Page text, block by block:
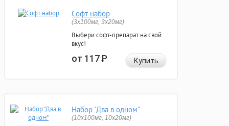
Софт набор
(3x100мг, 3x20мг)
Выбери софт-препарат на свой
вкус!
от 117Р Купить
Набор "Два в одном"
(10x100мг, 10x20мг)